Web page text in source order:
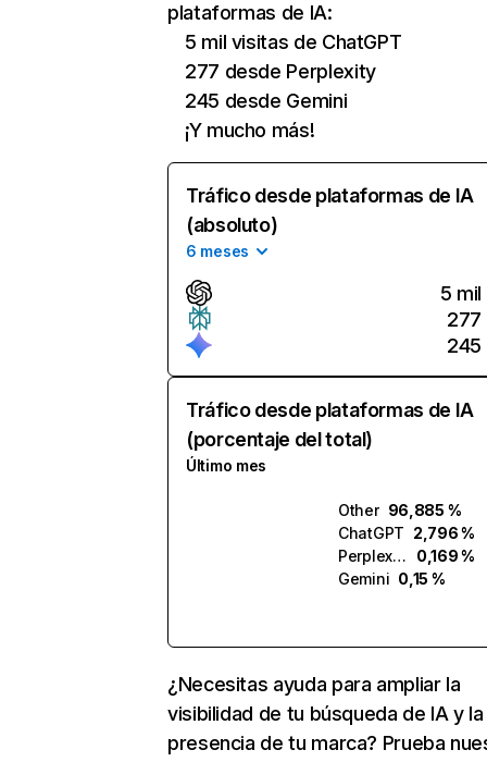
plataformas de IA:
5 mil visitas de ChatGPT
277 desde Perplexity
245 desde Gemini
¡Y mucho más!
Tráfico desde plataformas de IA
(absoluto)
6 meses
5 mil
277
245
Tráfico desde plataformas de IA
(porcentaje del total)
Último mes
Other 96,885 %
ChatGPT 2,796 %
Perplexity
0,169 %
Gemini 0,15 %
¿Necesitas ayuda para ampliar la
visibilidad de tu búsqueda de IA y la
presencia de tu marca? Prueba